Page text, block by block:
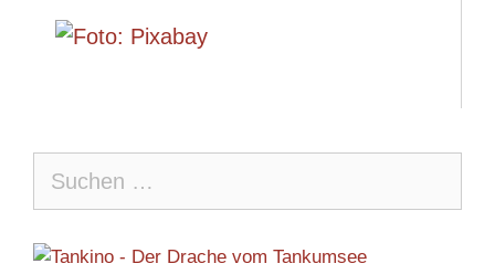
nach: